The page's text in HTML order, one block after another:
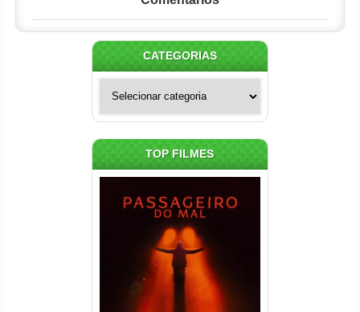
CATEGORIAS
TOP FILMES
Passageiro do Mal Torrent
(2026) WEB-DL 1080p Dual